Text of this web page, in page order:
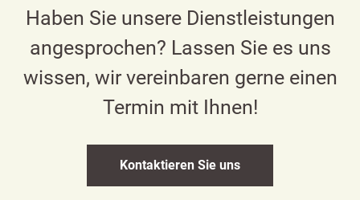
Haben Sie unsere Dienstleistungen
angesprochen? Lassen Sie es uns
wissen, wir vereinbaren gerne einen
Termin mit Ihnen!
Kontaktieren Sie uns